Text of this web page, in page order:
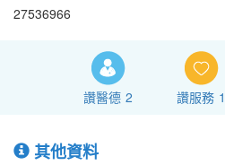
27536966
讚醫德 2 讚服務 1
其他資料